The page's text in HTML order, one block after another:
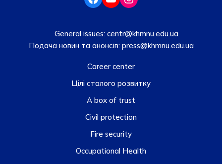
General issues: centr@khmnu.edu.ua
Подача новин та анонсів:press@khmnu.edu.ua
Career center
Цілі сталого розвитку
A box of trust
Civil protection
Fire security
Occupational Health